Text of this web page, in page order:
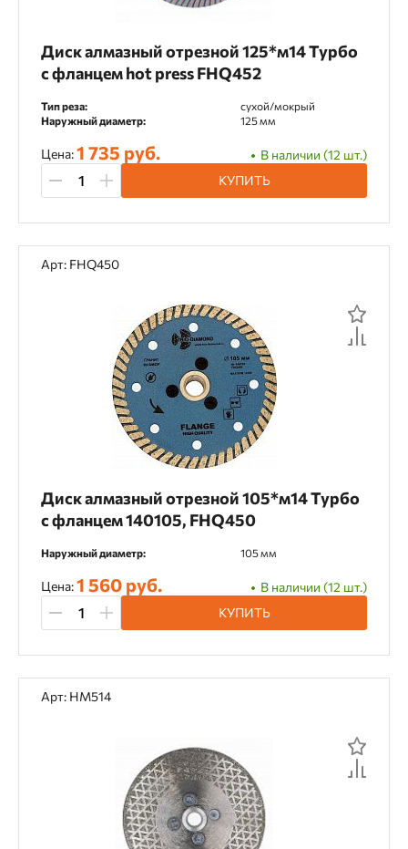
Диск алмазный отрезной 125*м14 Турбо
с фланцем hot press FHQ452
Тип реза:
сухой/мокрый
Наружный диаметр:
125 мм
Цена:1 735 руб.
В наличии (12 шт.)
КУПИТЬ
Арт: FHQ450
Диск алмазный отрезной 105*м14 Турбо
с фланцем 140105, FHQ450
Наружный диаметр: 105 мм
Цена:1 560 руб.
В наличии (12 шт.)
КУПИТЬ
Арт: HM514